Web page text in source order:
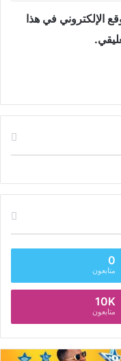
الإلكتروني في هذا
0
متابعون
10K
متابعون